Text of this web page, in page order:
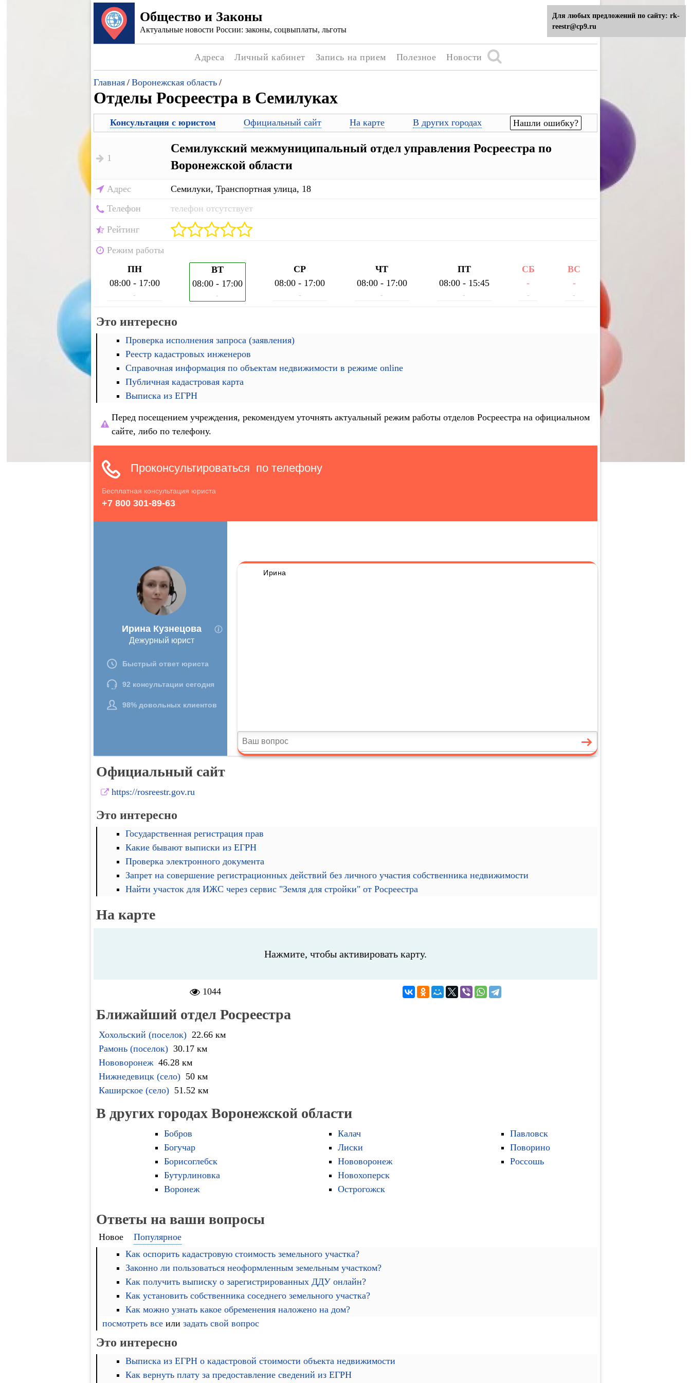
Общество и Законы
Актуальные новости России: законы, соцвыплаты, льготы
Адреса Личный кабинет Запись на прием Полезное Новости
Главная / Воронежская область /
Отделы Росреестра в Семилуках
Консультация с юристом Официальный сайт На карте В других городах Нашли ошибку?
1
Семилукский межмуниципальный отдел управления Росреестра по
Воронежской области
Адрес
Семилуки, Транспортная улица, 18
Телефон
телефон отсутствует
Рейтинг
Режим работы
ПН
08:00 - 17:00
-
ВТ
08:00 - 17:00
-
СР
08:00 - 17:00
-
ЧТ
08:00 - 17:00
-
ПТ
08:00 - 15:45
-
СБ
-
-
ВС
-
-
Это интересно
Проверка исполнения запроса (заявления)
Реестр кадастровых инженеров
Справочная информация по объектам недвижимости в режиме online
Публичная кадастровая карта
Выписка из ЕГРН
Перед посещением учреждения, рекомендуем уточнять актуальный режим работы отделов Росреестра на официальном
сайте, либо по телефону.
Официальный сайт
https://rosreestr.gov.ru
Это интересно
Государственная регистрация прав
Какие бывают выписки из ЕГРН
Проверка электронного документа
Запрет на совершение регистрационных действий без личного участия собственника недвижимости
Найти участок для ИЖС через сервис "Земля для стройки" от Росреестра
На карте
Нажмите, чтобы активировать карту.
1044
Ближайший отдел Росреестра
Хохольский (поселок) 22.66 км
Рамонь (поселок) 30.17 км
Нововоронеж 46.28 км
Нижнедевицк (село) 50 км
Каширское (село) 51.52 км
В других городах Воронежской области
Бобров
Богучар
Борисоглебск
Бутурлиновка
Воронеж
Калач
Лиски
Нововоронеж
Новохоперск
Острогожск
Павловск
Поворино
Россошь
Ответы на ваши вопросы
Новое
Популярное
Как оспорить кадастровую стоимость земельного участка?
Законно ли пользоваться неоформленным земельным участком?
Как получить выписку о зарегистрированных ДДУ онлайн?
Как установить собственника соседнего земельного участка?
Как можно узнать какое обременения наложено на дом?
посмотреть все или задать свой вопрос
Это интересно
Выписка из ЕГРН о кадастровой стоимости объекта недвижимости
Как вернуть плату за предоставление сведений из ЕГРН
Для любых предложений по сайту: rk-
reestr@cp9.ru